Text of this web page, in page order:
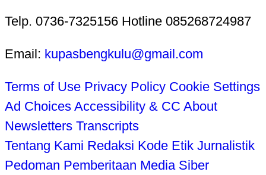
Telp. 0736-7325156 Hotline 085268724987
Email: kupasbengkulu@gmail.com
Terms of Use Privacy Policy Cookie Settings
Ad Choices Accessibility & CC About
Newsletters Transcripts
Tentang Kami Redaksi Kode Etik Jurnalistik
Pedoman Pemberitaan Media Siber